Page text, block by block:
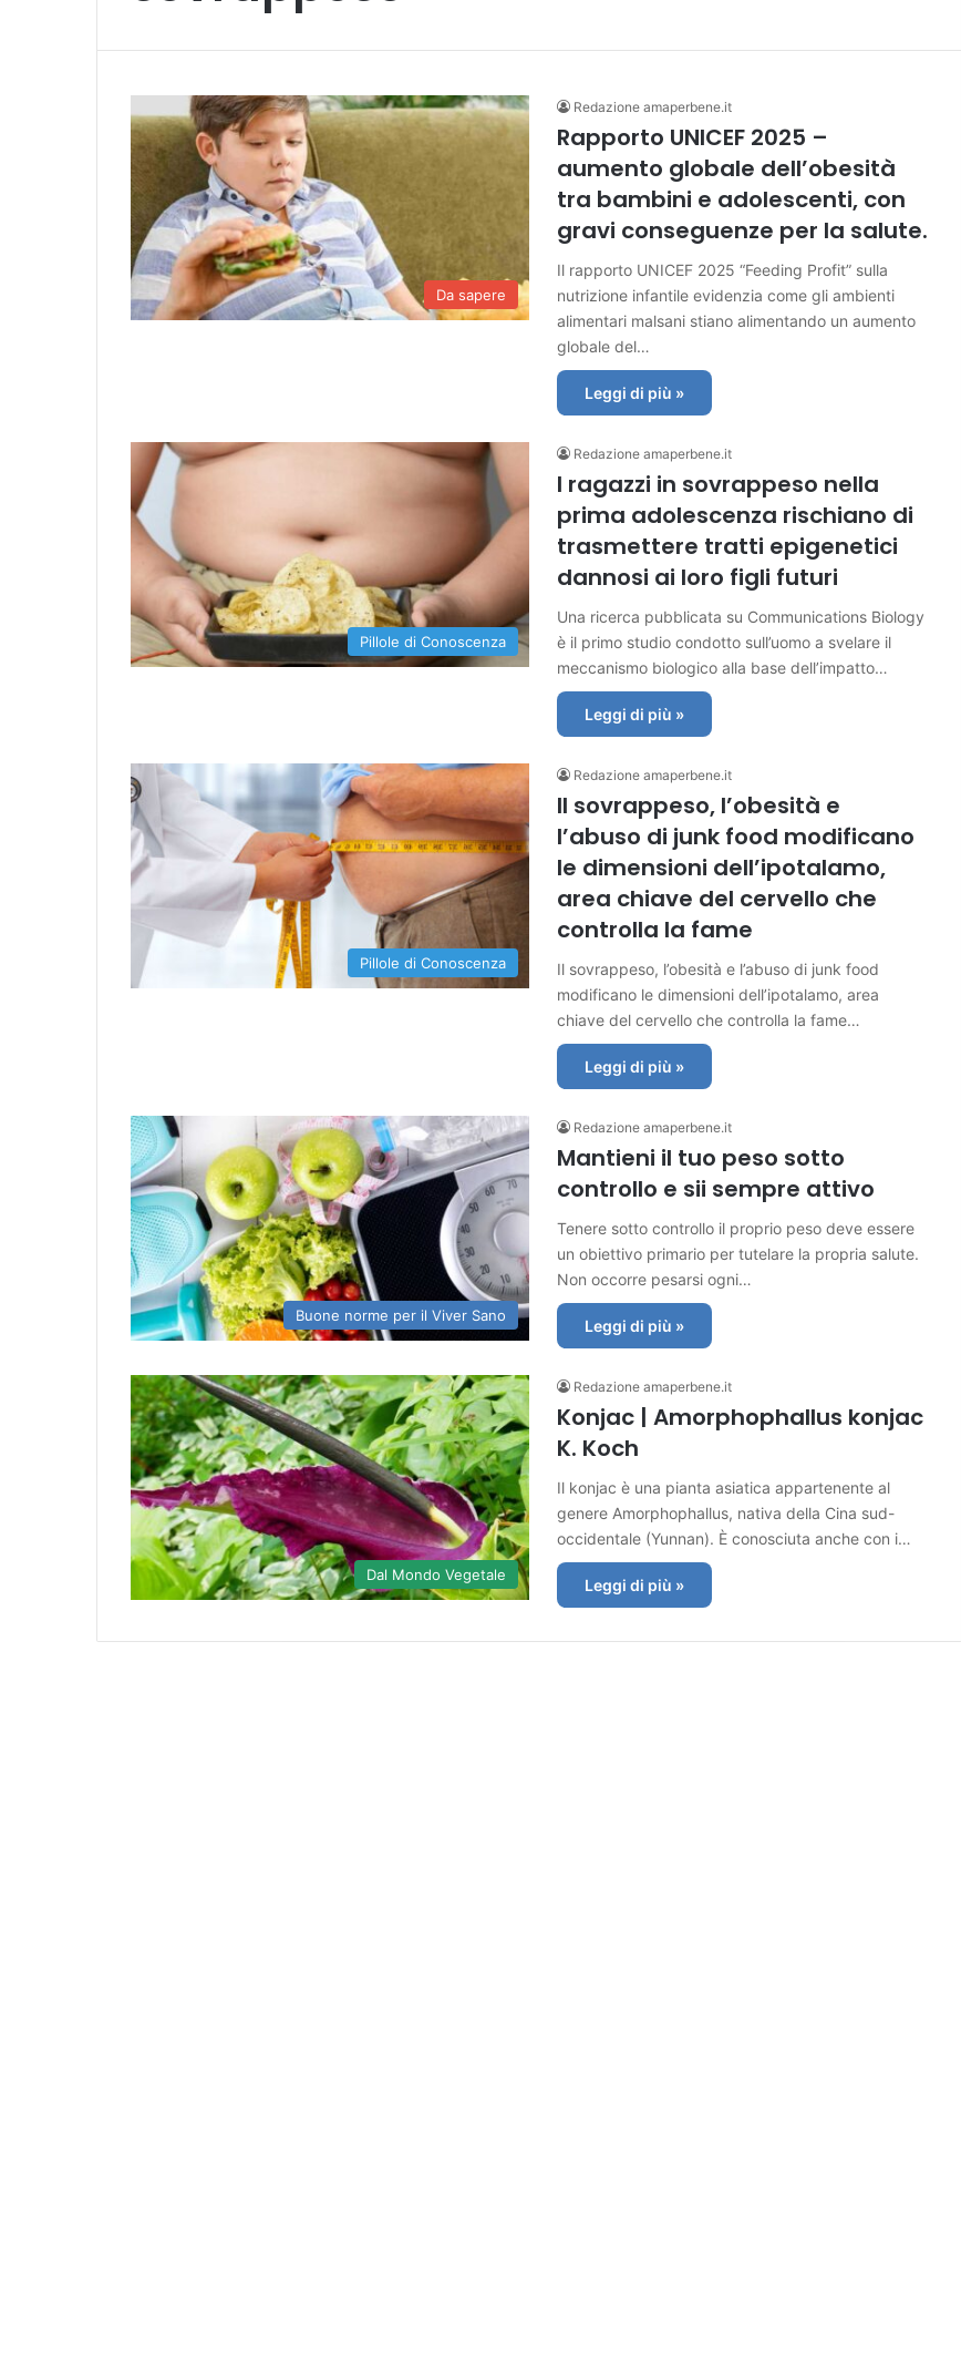
Da sapere
Redazione amaperbene.it
Rapporto UNICEF 2025 –
aumento globale dell’obesità
tra bambini e adolescenti, con
gravi conseguenze per la salute.
Il rapporto UNICEF 2025 “Feeding Profit” sulla
nutrizione infantile evidenzia come gli ambienti
alimentari malsani stiano alimentando un aumento
globale del…
Leggi di più »
Pillole di Conoscenza
Redazione amaperbene.it
I ragazzi in sovrappeso nella
prima adolescenza rischiano di
trasmettere tratti epigenetici
dannosi ai loro figli futuri
Una ricerca pubblicata su Communications Biology
è il primo studio condotto sull’uomo a svelare il
meccanismo biologico alla base dell’impatto…
Leggi di più »
Pillole di Conoscenza
Redazione amaperbene.it
Il sovrappeso, l’obesità e
l’abuso di junk food modificano
le dimensioni dell’ipotalamo,
area chiave del cervello che
controlla la fame
Il sovrappeso, l’obesità e l’abuso di junk food
modificano le dimensioni dell’ipotalamo, area
chiave del cervello che controlla la fame…
Leggi di più »
Buone norme per il Viver Sano
Redazione amaperbene.it
Mantieni il tuo peso sotto
controllo e sii sempre attivo
Tenere sotto controllo il proprio peso deve essere
un obiettivo primario per tutelare la propria salute.
Non occorre pesarsi ogni…
Leggi di più »
Dal Mondo Vegetale
Redazione amaperbene.it
Konjac | Amorphophallus konjac
K. Koch
Il konjac è una pianta asiatica appartenente al
genere Amorphophallus, nativa della Cina sud-
occidentale (Yunnan). È conosciuta anche con i…
Leggi di più »